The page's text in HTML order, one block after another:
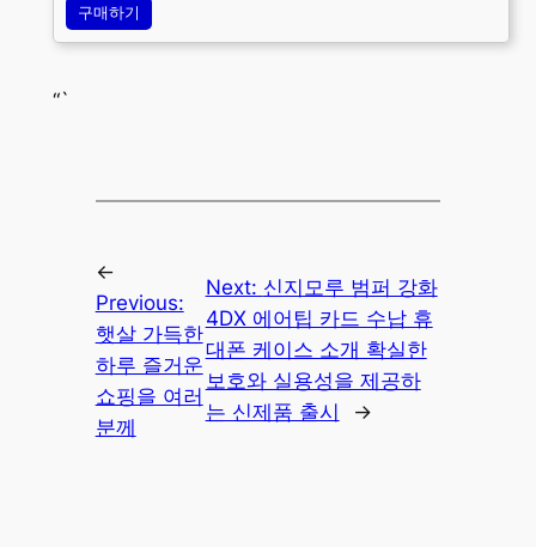
구매하기
“`
←
Previous:
햇살 가득한
하루 즐거운
쇼핑을 여러
분께
Next: 신지모루 범퍼 강화
4DX 에어팁 카드 수납 휴
대폰 케이스 소개 확실한
보호와 실용성을 제공하
는 신제품 출시
→